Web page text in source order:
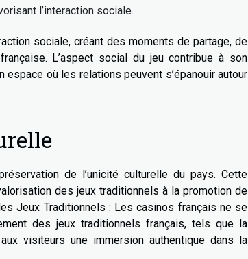
l’interaction sociale.
sociale, créant des moments de partage, de
L’aspect social du jeu contribue à son
où les relations peuvent s’épanouir autour
de l’unicité culturelle du pays. Cette
des jeux traditionnels à la promotion de
Jeux Traditionnels : Les casinos français ne se
des jeux traditionnels français, tels que la
visiteurs une immersion authentique dans la